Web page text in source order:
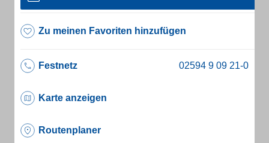
Zu meinen Favoriten hinzufügen
Festnetz
Karte anzeigen
Routenplaner